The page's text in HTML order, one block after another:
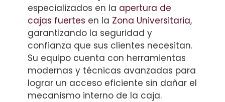
especializados en la apertura de
cajas fuertes en la Zona Universitaria,
garantizando la seguridad y
confianza que sus clientes necesitan.
Su equipo cuenta con herramientas
modernas y técnicas avanzadas para
lograr un acceso eficiente sin dañar el
mecanismo interno de la caja.